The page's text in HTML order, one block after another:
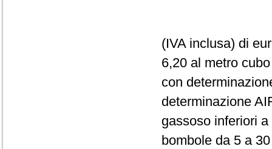
(IVA inclusa) di
6,20 al metro
con
determinazione
gassoso inferiori
bombole da 5 a